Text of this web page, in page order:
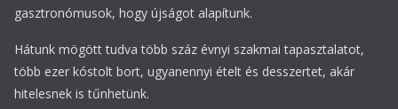
gasztronómusok, hogy újságot alapítunk.
Hátunk mögött tudva több száz évnyi szakmai tapasztalatot,
több ezer kóstolt bort, ugyanennyi ételt és desszertet, akár
hitelesnek is tűnhetünk.